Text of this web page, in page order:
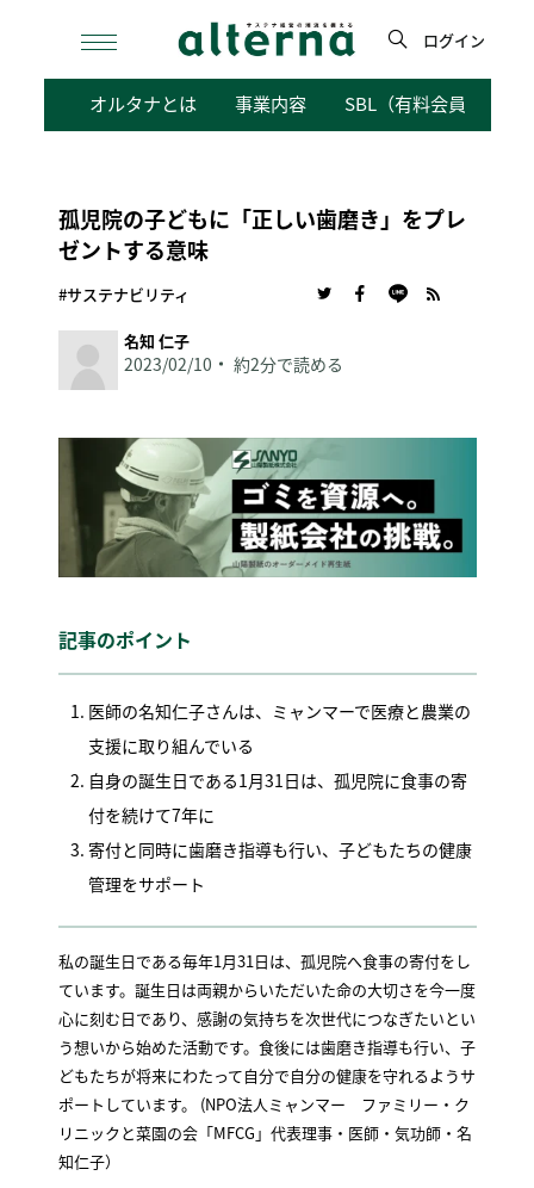
検
ログイン
オルタナとは 事業内容 SBL（有料会員向けサ
孤児院の子どもに「正しい歯磨き」をプレ
ゼントする意味
#サステナビリティ
名知 仁子
2023/02/10 約2分で読める
記事のポイント
医師の名知仁子さんは、ミャンマーで医療と農業の
支援に取り組んでいる
自身の誕生日である1月31日は、孤児院に食事の寄
付を続けて7年に
寄付と同時に歯磨き指導も行い、子どもたちの健康
管理をサポート
私の誕生日である毎年1月31日は、孤児院へ食事の寄付をし
ています。誕生日は両親からいただいた命の大切さを今一度
心に刻む日であり、感謝の気持ちを次世代につなぎたいとい
う想いから始めた活動です。食後には歯磨き指導も行い、子
どもたちが将来にわたって自分で自分の健康を守れるようサ
ポートしています。 (NPO法人ミャンマー ファミリー・ク
リニックと菜園の会「MFCG」代表理事・医師・気功師・名
知仁子）